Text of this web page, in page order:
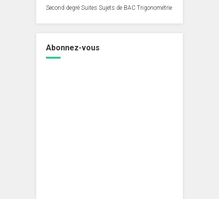
Second degré Suites Sujets de BAC Trigonométrie
Abonnez-vous